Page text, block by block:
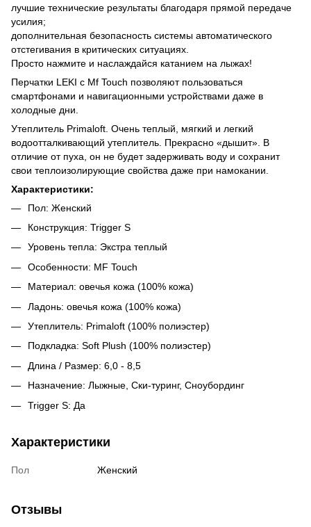
лучшие технические результаты благодаря прямой передаче
усилия;
дополнительная безопасность системы автоматического
отстегивания в критических ситуациях.
Просто нажмите и наслаждайся катанием на лыжах!
Перчатки LEKI с Mf Touch позволяют пользоваться
смартфонами и навигационными устройствами даже в
холодные дни.
Утеплитель Primaloft. Очень теплый, мягкий и легкий
водоотталкивающий утеплитель. Прекрасно «дышит». В
отличие от пуха, он не будет задерживать воду и сохранит
свои теплоизолирующие свойства даже при намокании.
Характеристики:
Пол: Женский
Конструкция: Trigger S
Уровень тепла: Экстра теплый
Особенности: MF Touch
Материал: овечья кожа (100% кожа)
Ладонь: овечья кожа (100% кожа)
Утеплитель: Primaloft (100% полиэстер)
Подкладка: Soft Plush (100% полиэстер)
Длина / Размер: 6,0 - 8,5
Назначение: Лыжные, Ски-туринг, Сноубординг
Trigger S: Да
Характеристики
Пол Женский
Отзывы